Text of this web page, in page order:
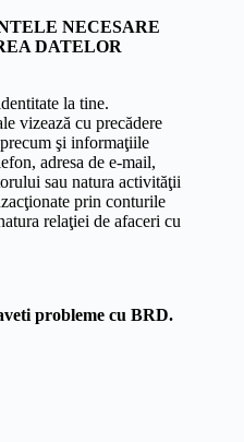
NECESARE
DATELOR
la tine.
vizează cu precădere
şi informaţiile
adresa de e-mail,
sau natura activităţii
prin conturile
relaţiei de afaceri cu
probleme cu BRD.